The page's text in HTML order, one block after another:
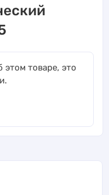
товаре, это